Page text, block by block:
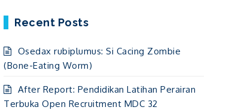
Recent Posts
Osedax rubiplumus: Si Cacing Zombie
(Bone-Eating Worm)
After Report: Pendidikan Latihan Perairan
Terbuka Open Recruitment MDC 32